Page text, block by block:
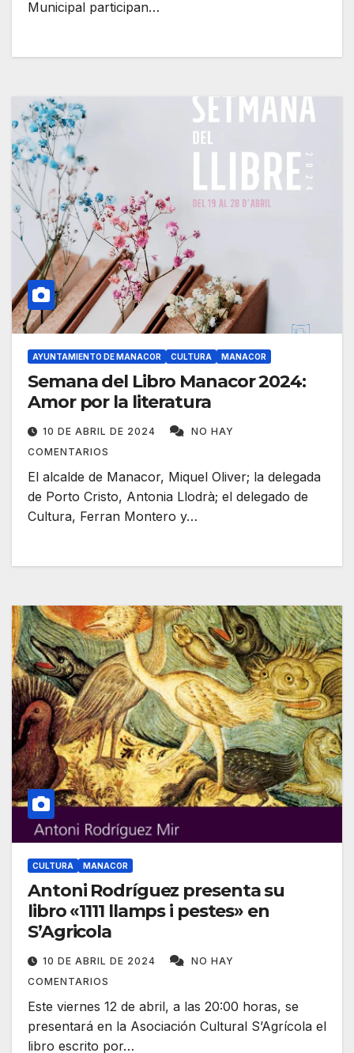
Municipal participan…
AYUNTAMIENTO DE MANACOR CULTURA MANACOR
Semana del Libro Manacor 2024:
Amor por la literatura
10 DE ABRIL DE 2024
NO HAY
COMENTARIOS
El alcalde de Manacor, Miquel Oliver; la delegada
de Porto Cristo, Antonia Llodrà; el delegado de
Cultura, Ferran Montero y…
CULTURA MANACOR
Antoni Rodríguez presenta su
libro «1111 llamps i pestes» en
S’Agricola
10 DE ABRIL DE 2024
NO HAY
COMENTARIOS
Este viernes 12 de abril, a las 20:00 horas, se
presentará en la Asociación Cultural S’Agrícola el
libro escrito por…